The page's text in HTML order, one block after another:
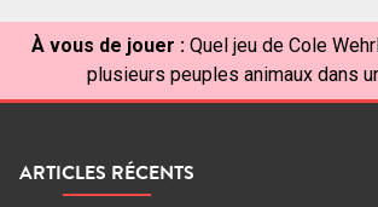
À vous de jouer : Quel jeu de Cole
plusieurs peuples animaux dans
ARTICLES RÉCENTS